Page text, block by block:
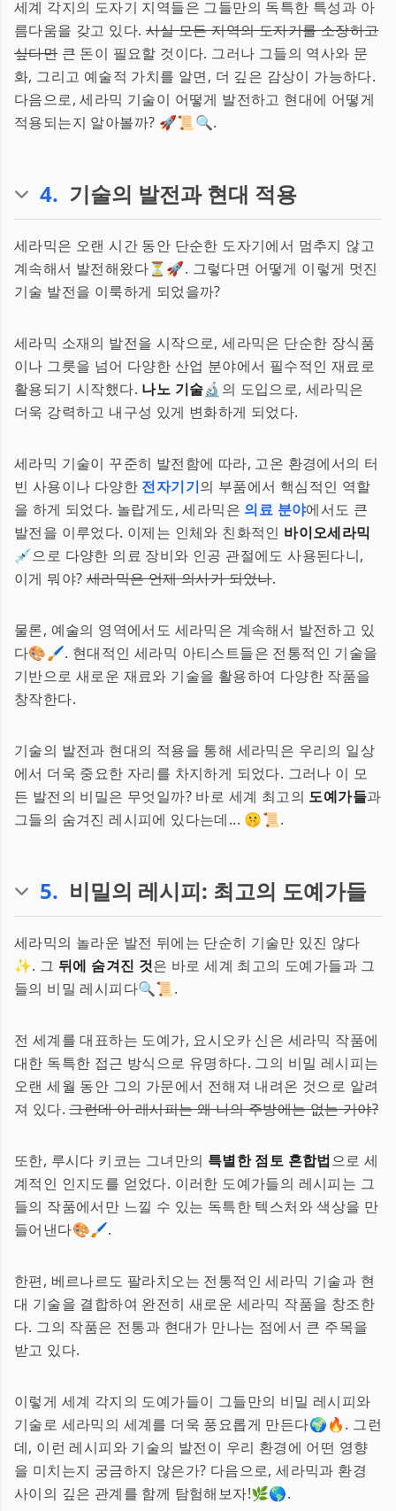
세계 각지의 도자기 지역들은 그들만의 독특한 특성과 아
름다움을 갖고 있다.사실 모든 지역의 도자기를 소장하고
싶다면큰 돈이 필요할 것이다. 그러나 그들의 역사와 문
화, 그리고 예술적 가치를 알면, 더 깊은 감상이 가능하다.
다음으로, 세라믹 기술이 어떻게 발전하고 현대에 어떻게
적용되는지 알아볼까? 🚀📜🔍.
4. 기술의 발전과 현대 적용
세라믹은 오랜 시간 동안 단순한 도자기에서 멈추지 않고
계속해서 발전해왔다⏳🚀. 그렇다면 어떻게 이렇게 멋진
기술 발전을 이룩하게 되었을까?
세라믹 소재의 발전을 시작으로, 세라믹은 단순한 장식품
이나 그릇을 넘어 다양한 산업 분야에서 필수적인 재료로
활용되기 시작했다. 나노 기술🔬의 도입으로, 세라믹은
더욱 강력하고 내구성 있게 변화하게 되었다.
세라믹 기술이 꾸준히 발전함에 따라, 고온 환경에서의 터
빈 사용이나 다양한 전자기기의 부품에서 핵심적인 역할
을 하게 되었다. 놀랍게도, 세라믹은 의료 분야에서도 큰
발전을 이루었다. 이제는 인체와 친화적인 바이오세라믹
💉으로 다양한 의료 장비와 인공 관절에도 사용된다니,
이게 뭐야?세라믹은 언제 의사가 되었나.
물론, 예술의 영역에서도 세라믹은 계속해서 발전하고 있
다🎨🖌️. 현대적인 세라믹 아티스트들은 전통적인 기술을
기반으로 새로운 재료와 기술을 활용하여 다양한 작품을
창작한다.
기술의 발전과 현대의 적용을 통해 세라믹은 우리의 일상
에서 더욱 중요한 자리를 차지하게 되었다. 그러나 이 모
든 발전의 비밀은 무엇일까? 바로 세계 최고의 도예가들과
그들의 숨겨진 레시피에 있다는데... 🤫📜.
5. 비밀의 레시피: 최고의 도예가들
세라믹의 놀라운 발전 뒤에는 단순히 기술만 있진 않다
✨. 그 뒤에 숨겨진 것은 바로 세계 최고의 도예가들과 그
들의 비밀 레시피다🔍📜.
전 세계를 대표하는 도예가, 요시오카 신은 세라믹 작품에
대한 독특한 접근 방식으로 유명하다. 그의 비밀 레시피는
오랜 세월 동안 그의 가문에서 전해져 내려온 것으로 알려
져 있다.그런데 이 레시피는 왜 나의 주방에는 없는 거야?
또한, 루시다 키코는 그녀만의 특별한 점토 혼합법으로 세
계적인 인지도를 얻었다. 이러한 도예가들의 레시피는 그
들의 작품에서만 느낄 수 있는 독특한 텍스처와 색상을 만
들어낸다🎨🖌️.
한편, 베르나르도 팔라치오는 전통적인 세라믹 기술과 현
대 기술을 결합하여 완전히 새로운 세라믹 작품을 창조한
다. 그의 작품은 전통과 현대가 만나는 점에서 큰 주목을
받고 있다.
이렇게 세계 각지의 도예가들이 그들만의 비밀 레시피와
기술로 세라믹의 세계를 더욱 풍요롭게 만든다🌍🔥. 그런
데, 이런 레시피와 기술의 발전이 우리 환경에 어떤 영향
을 미치는지 궁금하지 않은가? 다음으로, 세라믹과 환경
사이의 깊은 관계를 함께 탐험해보자!🌿🌎.